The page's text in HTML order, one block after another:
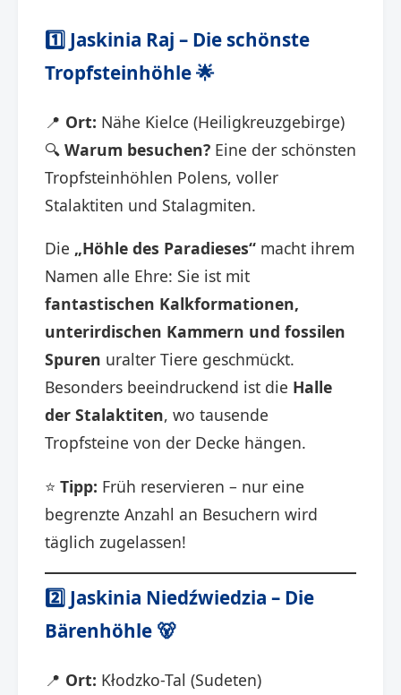
1️⃣ Jaskinia Raj – Die schönste
Tropfsteinhöhle🌟
📍 Ort: Nähe Kielce (Heiligkreuzgebirge)
🔍 Warum besuchen? Eine der schönsten
Tropfsteinhöhlen Polens, voller
Stalaktiten und Stalagmiten.
Die „Höhle des Paradieses“ macht ihrem
Namen alle Ehre: Sie ist mit
fantastischen Kalkformationen,
unterirdischen Kammern und fossilen
Spuren uralter Tiere geschmückt.
Besonders beeindruckend ist die Halle
der Stalaktiten, wo tausende
Tropfsteine von der Decke hängen.
⭐ Tipp: Früh reservieren – nur eine
begrenzte Anzahl an Besuchern wird
täglich zugelassen!
2️⃣ Jaskinia Niedźwiedzia – Die
Bärenhöhle 🐻
📍 Ort: Kłodzko-Tal (Sudeten)